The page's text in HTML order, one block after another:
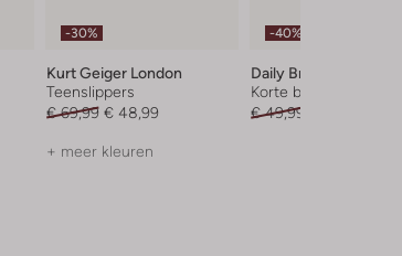
-30%
Kurt Geiger London
Teenslippers
€ 69,99 € 48,99
+ meer kleuren
-40%
Daily Brat
Korte broek
€ 49,99